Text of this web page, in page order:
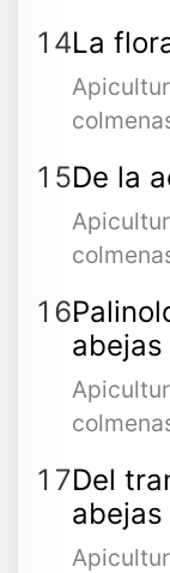
La
De la
abejas
Del
abejas